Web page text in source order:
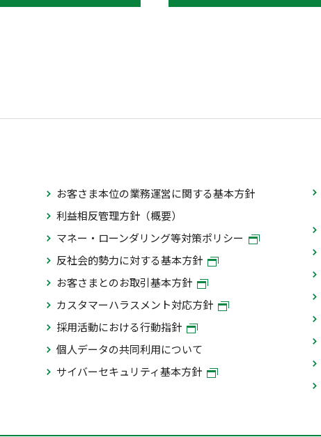
お客さま本位の業務運営に関する基本方針
利益相反管理方針（概要）
マネー・ローンダリング等対策ポリシー
反社会的勢力に対する基本方針
お客さまとのお取引基本方針
カスタマーハラスメント対応方針
採用活動における行動指針
個人データの共同利用について
サイバーセキュリティ基本方針